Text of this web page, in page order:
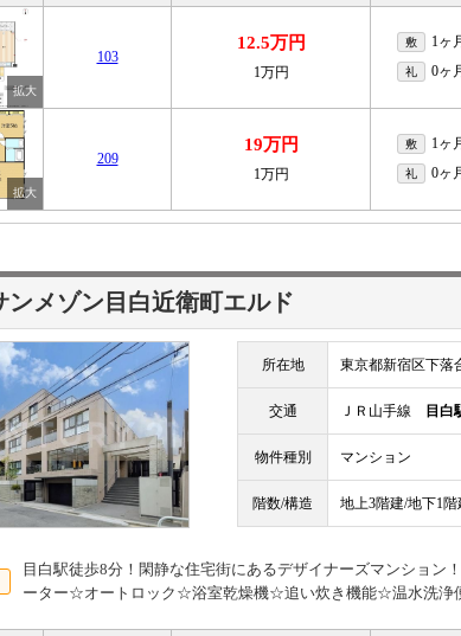
103
12.5万円
1万円
敷 1ヶ
礼 0ヶ
209
19万円
1万円
敷 1ヶ
礼 0ヶ
ンメゾン目白近衛町エルド
所在地 東京都新宿区下落
交通 ＪＲ山手線 目白
物件種別 マンション
階数/構造 地上3階建/地下1
目白駅徒歩8分！閑静な住宅街にあるデザイナーズマンション
ーター☆オートロック☆浴室乾燥機☆追い炊き機能☆温水洗浄